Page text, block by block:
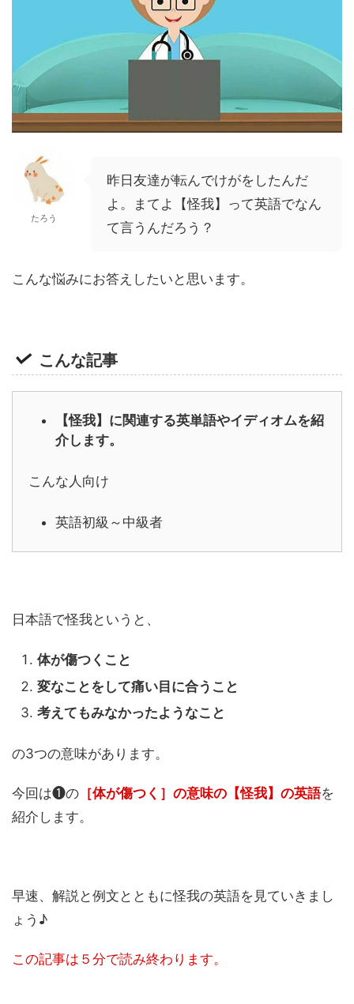
たろう
昨日友達が転んでけがをしたんだ
よ。まてよ【怪我】って英語でなん
て言うんだろう？
こんな悩みにお答えしたいと思います。
こんな記事
【怪我】に関連する英単語やイディオムを紹
介します。
こんな人向け
英語初級～中級者
日本語で怪我というと、
体が傷つくこと
変なことをして痛い目に合うこと
考えてもみなかったようなこと
の3つの意味があります。
今回は❶の ［体が傷つく］の意味の【怪我】の英語を
紹介します。
早速、解説と例文とともに怪我の英語を見ていきまし
ょう♪
この記事は５分で読み終わります。